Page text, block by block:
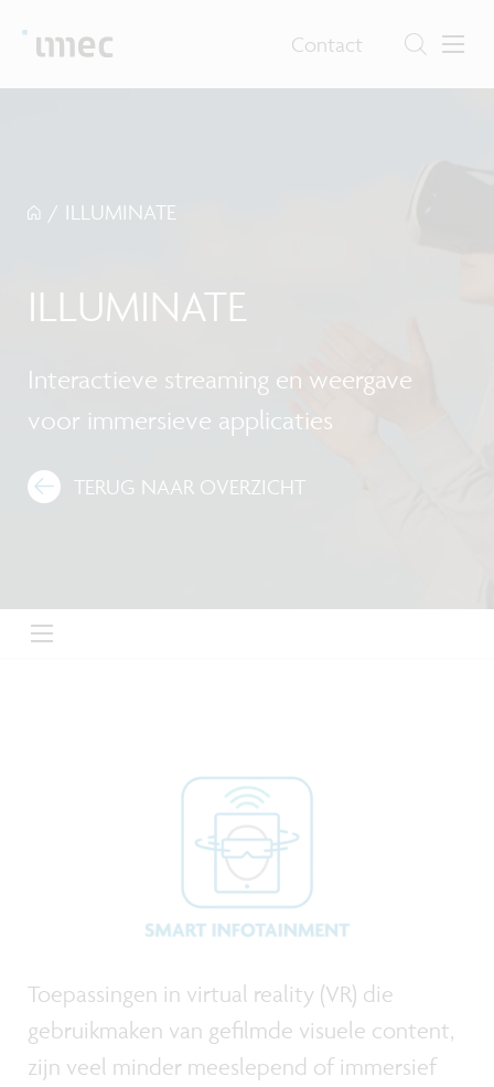
Contact
/ ILLUMINATE
ILLUMINATE
Interactieve streaming en weergave
voor immersieve applicaties
TERUG NAAR OVERZICHT
Toepassingen in virtual reality (VR) die
gebruikmaken van gefilmde visuele content,
zijn veel minder meeslepend of immersief